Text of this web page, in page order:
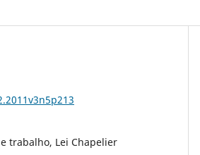
trabalho, Lei Chapelier